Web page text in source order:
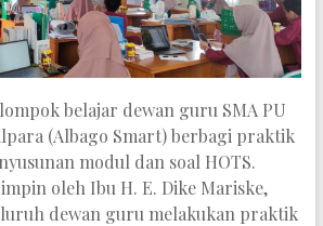
belajar dewan guru SMA PU
(Albago Smart) berbagi praktik
modul dan soal HOTS.
oleh Ibu H. E. Dike Mariske,
dewan guru melakukan praktik